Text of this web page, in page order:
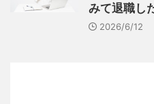
みて退職し
2026/6/12